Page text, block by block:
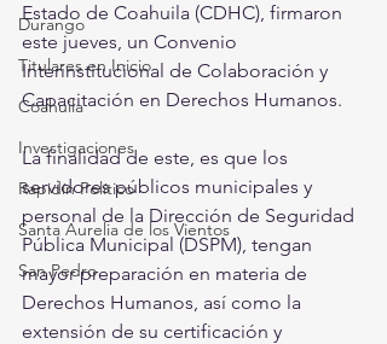
Durango
Titulares en Inicio
Coahuila
Investigaciones
Rapidín Político
Santa Aurelia de los Vientos
San Pedro
Estado de Coahuila (CDHC), firmaron
este jueves, un Convenio
Interinstitucional de Colaboración y
Capacitación en Derechos Humanos.
La finalidad de este, es que los
servidores públicos municipales y
personal de la Dirección de Seguridad
Pública Municipal (DSPM), tengan
mayor preparación en materia de
Derechos Humanos, así como la
extensión de su certificación y